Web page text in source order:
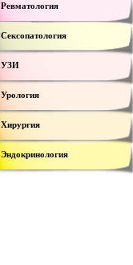
Ревматология
Сексопатология
УЗИ
Урология
Хирургия
Эндокринология